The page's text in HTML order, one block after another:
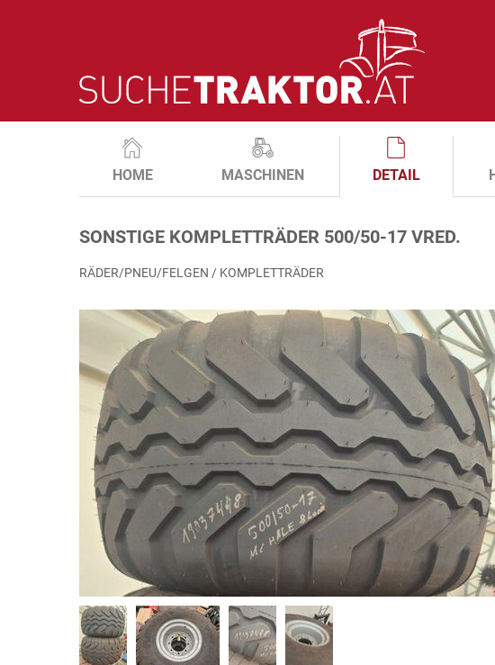
HOME MASCHINEN DETAIL
SONSTIGE KOMPLETTRÄDER 500/50-17 VRED.
RÄDER/PNEU/FELGEN / KOMPLETTRÄDER